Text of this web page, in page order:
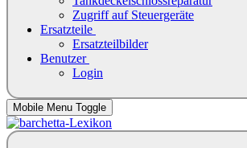
Zugriff auf Steuergeräte
Ersatzteile
Ersatzteilbilder
Benutzer
Login
Mobile Menu Toggle